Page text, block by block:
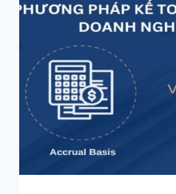
KHOÁ
TỐI
ĐỂ
QUẢN
LÝ
DOANH
NGHIỆP
HIỆU